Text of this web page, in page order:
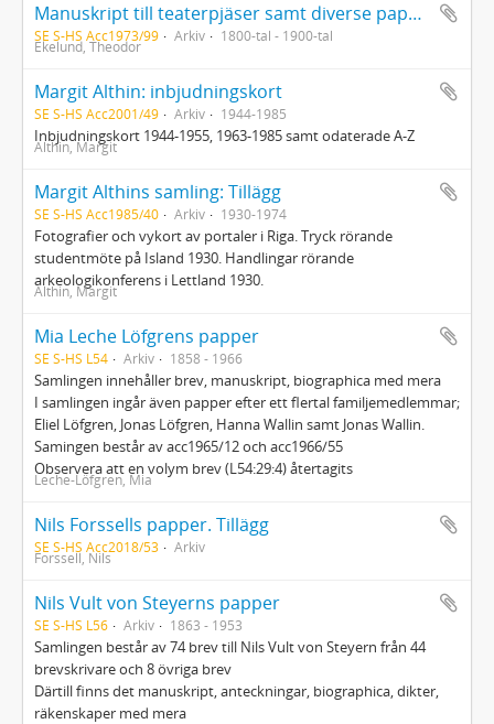
Manuskript till teaterpjäser samt diverse papper rörande teater ur grosshandlare Axel Abrahamssons samlingar
SE S-HS Acc1973/99 Arkiv 1800-tal - 1900-tal
Ekelund, Theodor
Margit Althin: inbjudningskort
SE S-HS Acc2001/49 Arkiv 1944-1985
Inbjudningskort 1944-1955, 1963-1985 samt odaterade A-Z
Althin, Margit
Margit Althins samling: Tillägg
SE S-HS Acc1985/40 Arkiv 1930-1974
Fotografier och vykort av portaler i Riga. Tryck rörande
studentmöte på Island 1930. Handlingar rörande
arkeologikonferens i Lettland 1930.
Althin, Margit
Mia Leche Löfgrens papper
SE S-HS L54 Arkiv 1858 - 1966
Samlingen innehåller brev, manuskript, biographica med mera
I samlingen ingår även papper efter ett flertal familjemedlemmar;
Eliel Löfgren, Jonas Löfgren, Hanna Wallin samt Jonas Wallin.
Samingen består av acc1965/12 och acc1966/55
Observera att en volym brev (L54:29:4) återtagits
Leche-Löfgren, Mia
Nils Forssells papper. Tillägg
SE S-HS Acc2018/53 Arkiv
Forssell, Nils
Nils Vult von Steyerns papper
SE S-HS L56 Arkiv 1863 - 1953
Samlingen består av 74 brev till Nils Vult von Steyern från 44
brevskrivare och 8 övriga brev
Därtill finns det manuskript, anteckningar, biographica, dikter,
räkenskaper med mera